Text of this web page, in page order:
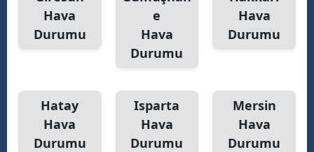
Hava
Durumu
e
Hava
Durumu
Hava
Durumu
Hatay
Hava
Durumu
Isparta
Hava
Durumu
Mersin
Hava
Durumu